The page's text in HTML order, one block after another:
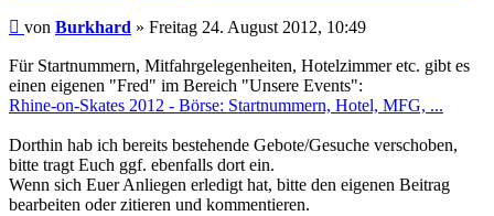
Beitrag
von Burkhard » Freitag 24. August 2012, 10:49
Für Startnummern, Mitfahrgelegenheiten, Hotelzimmer etc. gibt es
einen eigenen "Fred" im Bereich "Unsere Events":
Rhine-on-Skates 2012 - Börse: Startnummern, Hotel, MFG, ...
Dorthin hab ich bereits bestehende Gebote/Gesuche verschoben,
bitte tragt Euch ggf. ebenfalls dort ein.
Wenn sich Euer Anliegen erledigt hat, bitte den eigenen Beitrag
bearbeiten oder zitieren und kommentieren.